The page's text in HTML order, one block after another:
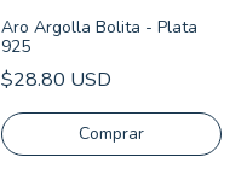
Aro Argolla Bolita - Plata
925
$28.80 USD